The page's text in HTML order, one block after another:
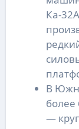
Ка-
В
—